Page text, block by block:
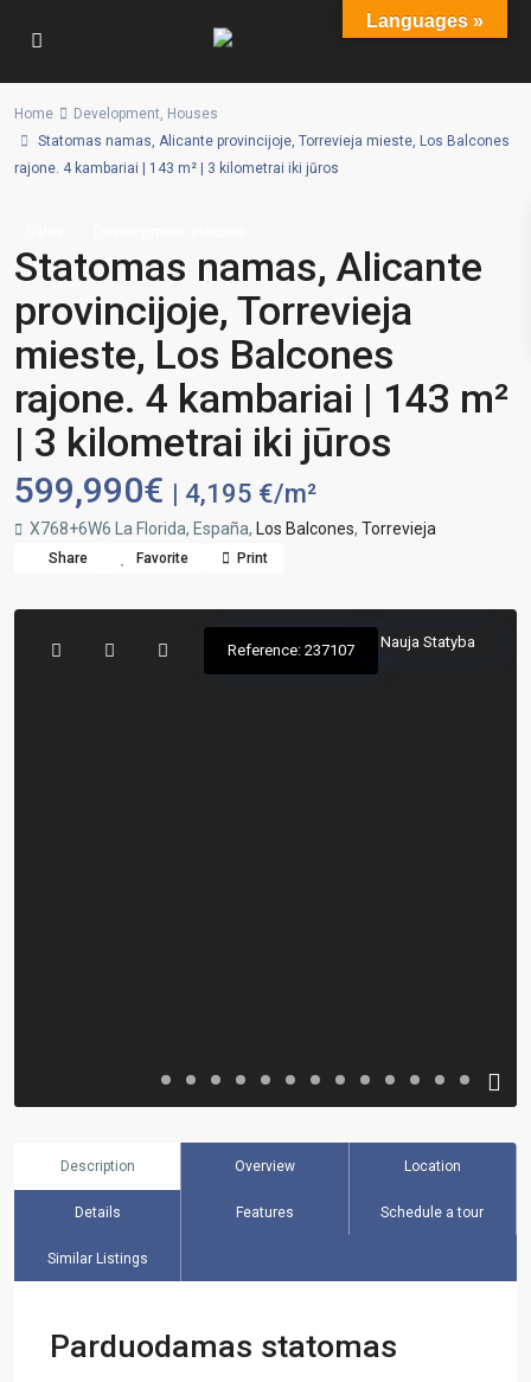
Home Development, Houses
Statomas namas, Alicante provincijoje, Torrevieja mieste, Los Balcones
rajone. 4 kambariai | 143 m² | 3 kilometrai iki jūros
Statomas namas, Alicante
provincijoje, Torrevieja
mieste, Los Balcones
rajone. 4 kambariai | 143 m²
| 3 kilometrai iki jūros
599,990€ | 4,195 €/m²
X768+6W6 La Florida, España, Los Balcones, Torrevieja
Share Favorite Print
Nauja Statyba
Reference: 237107
Description Overview Location
Details Features Schedule a tour
Similar Listings
Parduodamas statomas
Languages »